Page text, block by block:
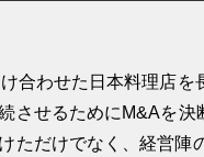
合わせた日本料理店
させるためにM&Aを
ただけでなく、経営陣